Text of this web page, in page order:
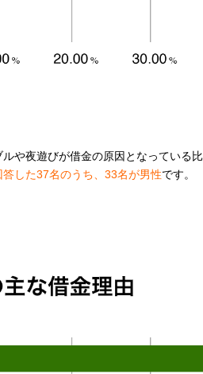
や夜遊びが借金の原因となっている
した37名のうち、33名が男性です。